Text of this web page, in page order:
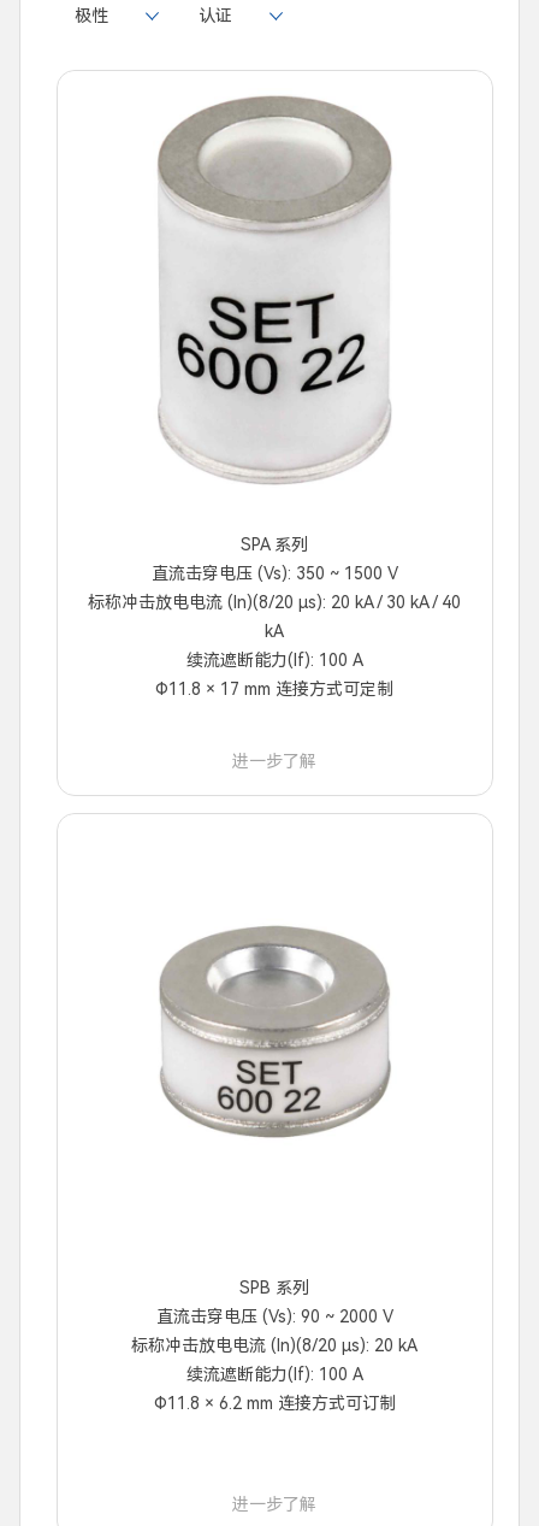
极性 认证
SPA 系列
直流击穿电压 (Vs): 350 ~ 1500 V
标称冲击放电电流 (In)(8/20 μs): 20 kA / 30 kA / 40
kA
续流遮断能力(If): 100 A
Φ11.8 × 17 mm 连接方式可定制
进一步了解
SPB 系列
直流击穿电压 (Vs): 90 ~ 2000 V
标称冲击放电电流 (In)(8/20 μs): 20 kA
续流遮断能力(If): 100 A
Φ11.8 × 6.2 mm 连接方式可订制
进一步了解